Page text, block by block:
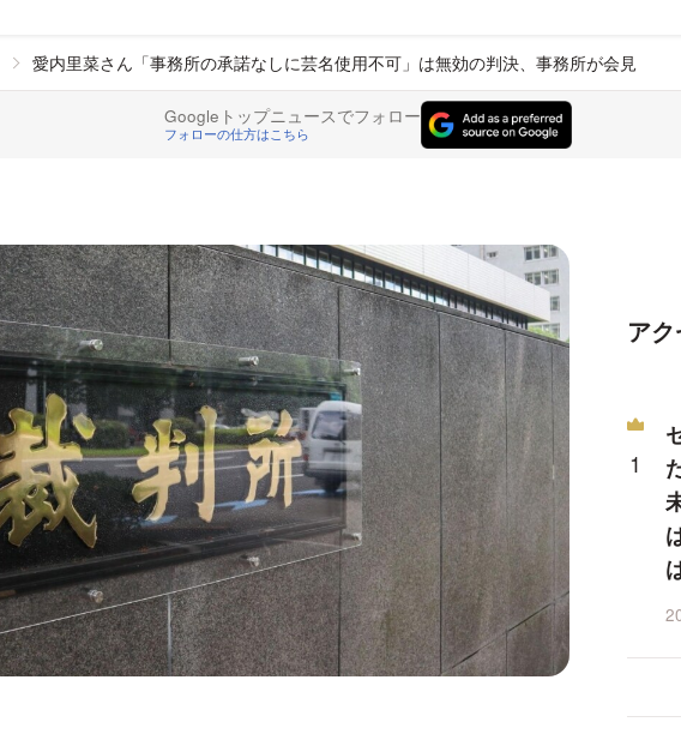
愛内里菜さん「事務所の承諾なしに芸名使用不可」は無効の判決、事務所が会見
Googleトップニュースでフォロー
フォローの仕方はこちら
ア